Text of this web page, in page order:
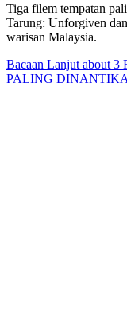
Tiga filem tempatan
Tarung: Unforgiven
warisan Malaysia.
Bacaan Lanjut about
PALING